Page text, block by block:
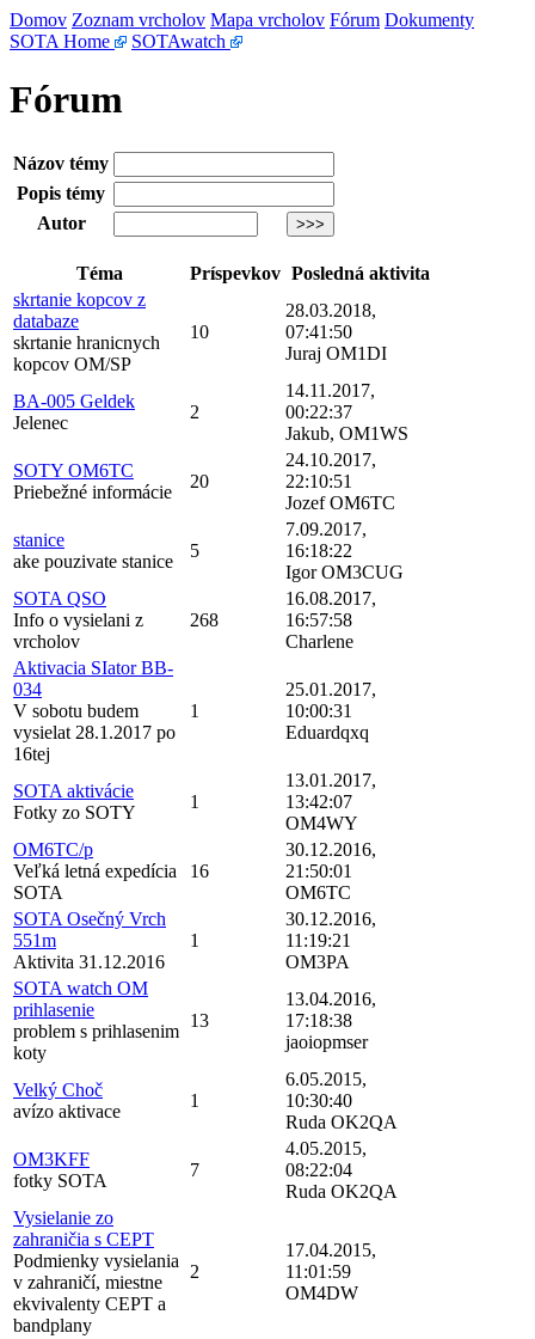
Domov Zoznam vrcholov Mapa vrcholov Fórum Dokumenty
SOTA Home
SOTAwatch
Fórum
Názov témy
Popis témy
Autor
Téma Príspevkov Posledná aktivita
skrtanie kopcov z
databaze
skrtanie hranicnych
kopcov OM/SP
10
28.03.2018,
07:41:50
Juraj OM1DI
BA-005 Geldek
Jelenec
2
14.11.2017,
00:22:37
Jakub, OM1WS
SOTY OM6TC
Priebežné informácie
20
24.10.2017,
22:10:51
Jozef OM6TC
stanice
ake pouzivate stanice
5
7.09.2017,
16:18:22
Igor OM3CUG
SOTA QSO
Info o vysielani z
vrcholov
268
16.08.2017,
16:57:58
Charlene
Aktivacia SIator BB-
034
V sobotu budem
vysielat 28.1.2017 po
16tej
1
25.01.2017,
10:00:31
Eduardqxq
SOTA aktivácie
Fotky zo SOTY
1
13.01.2017,
13:42:07
OM4WY
OM6TC/p
Veľká letná expedícia
SOTA
16
30.12.2016,
21:50:01
OM6TC
SOTA Osečný Vrch
551m
Aktivita 31.12.2016
1
30.12.2016,
11:19:21
OM3PA
SOTA watch OM
prihlasenie
problem s prihlasenim
koty
13
13.04.2016,
17:18:38
jaoiopmser
Velký Choč
avízo aktivace
1
6.05.2015,
10:30:40
Ruda OK2QA
OM3KFF
fotky SOTA
7
4.05.2015,
08:22:04
Ruda OK2QA
Vysielanie zo
zahraničia s CEPT
Podmienky vysielania
v zahraničí, miestne
ekvivalenty CEPT a
bandplany
2
17.04.2015,
11:01:59
OM4DW